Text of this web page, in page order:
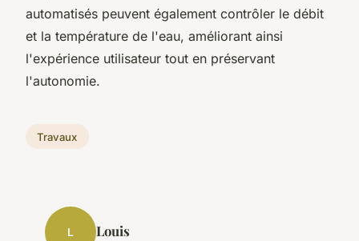
automatisés peuvent également contrôler le débit
et la température de l'eau, améliorant ainsi
l'expérience utilisateur tout en préservant
l'autonomie.
Travaux
L Louis